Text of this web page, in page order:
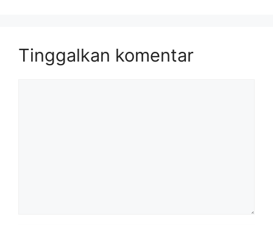
Tinggalkan komentar